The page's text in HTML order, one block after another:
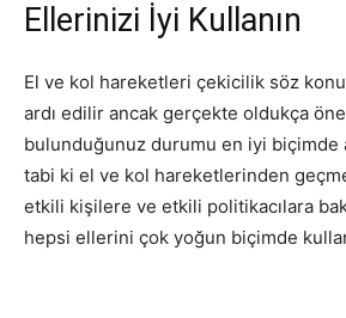
Ellerinizi İyi Kullanın
El ve kol hareketleri çekicilik söz
ardı edilir ancak gerçekte oldukça
bulunduğunuz durumu en iyi biçimde
tabi ki el ve kol hareketlerinden
etkili kişilere ve etkili politikacılara
hepsi ellerini çok yoğun biçimde